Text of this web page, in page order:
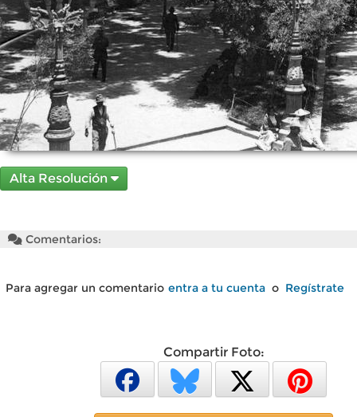
Alta Resolución
Comentarios:
Para agregar un comentario entra a tu cuenta o Regístrate
Compartir Foto: